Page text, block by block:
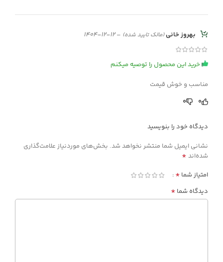
بهروز خانی(مالک تایید شده) –
12-12-1404
خرید این محصول را توصیه میکنم
مناسب و خوش قیمت
0
0
دیدگاه خود را بنویسید
نشانی ایمیل شما منتشر نخواهد شد. بخش‌های موردنیاز علامت‌گذاری
شده‌اند *
امتیاز شما *
دیدگاه شما *